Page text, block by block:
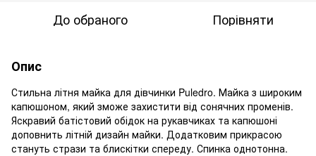
До обраного Порівняти
Опис
Стильна літня майка для дівчинки Puledro. Майка з широким
капюшоном, який зможе захистити від сонячних променів.
Яскравий батістовий обідок на рукавчиках та капюшоні
доповнить літній дизайн майки. Додатковим прикрасою
стануть стрази та блискітки спереду. Спинка однотонна.